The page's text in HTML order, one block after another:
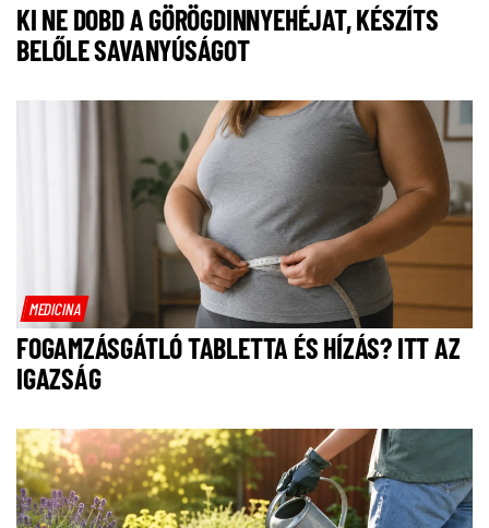
KI NE DOBD A GÖRÖGDINNYEHÉJAT, KÉSZÍTS
BELŐLE SAVANYÚSÁGOT
MEDICINA
FOGAMZÁSGÁTLÓ TABLETTA ÉS HÍZÁS? ITT AZ
IGAZSÁG